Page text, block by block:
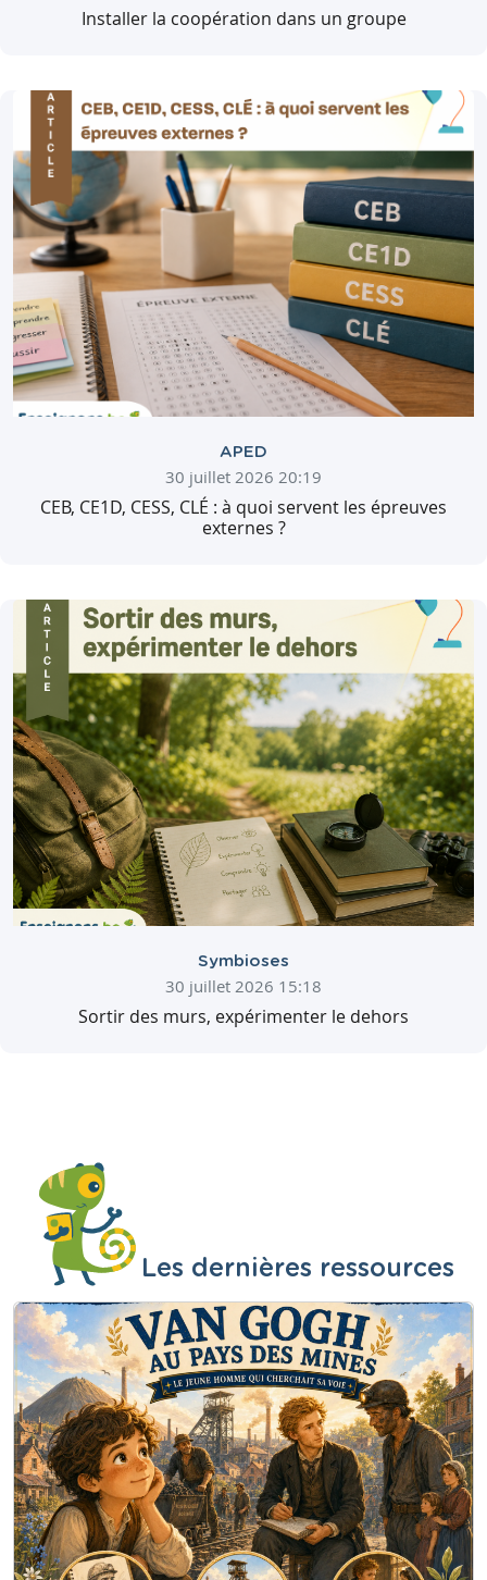
Installer la coopération dans un groupe
APED
30 juillet 2026 20:19
CEB, CE1D, CESS, CLÉ : à quoi servent les épreuves
externes ?
Symbioses
30 juillet 2026 15:18
Sortir des murs, expérimenter le dehors
Les dernières ressources